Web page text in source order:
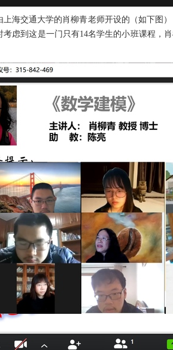
海交通大学的肖柳青老师开设的（如下图
虑到这是一门只有14名学生的小班课程，